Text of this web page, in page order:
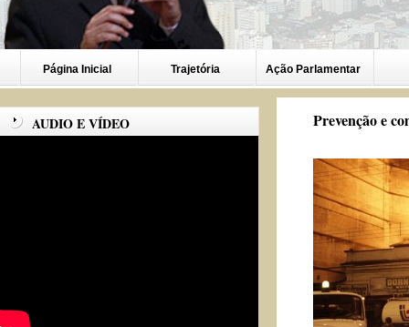
Página Inicial Trajetória Ação Parlamentar
AUDIO E VÍDEO Prevenção e